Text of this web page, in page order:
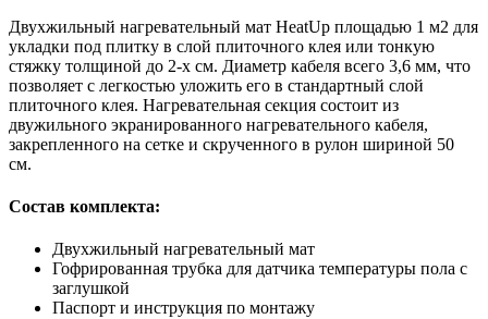
Двухжильный нагревательный мат HeatUp площадью 1 м2 для
укладки под плитку в слой плиточного клея или тонкую
стяжку толщиной до 2-х см. Диаметр кабеля всего 3,6 мм, что
позволяет с легкостью уложить его в стандартный слой
плиточного клея. Нагревательная секция состоит из
двужильного экранированного нагревательного кабеля,
закрепленного на сетке и скрученного в рулон шириной 50
см.
Состав комплекта:
Двухжильный нагревательный мат
Гофрированная трубка для датчика температуры пола с
заглушкой
Паспорт и инструкция по монтажу